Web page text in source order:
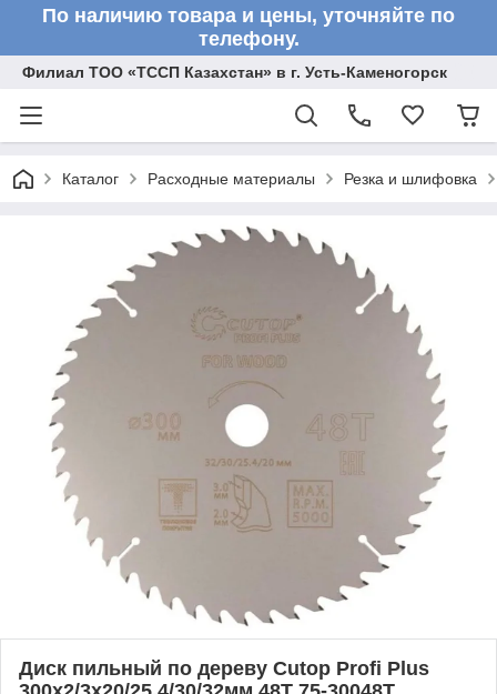
По наличию товара и цены, уточняйте по
телефону.
Филиал ТОО «ТССП Казахстан» в г. Усть-Каменогорск
Каталог Расходные материалы Резка и шлифовка
Диск пильный по дереву Cutop Profi Plus